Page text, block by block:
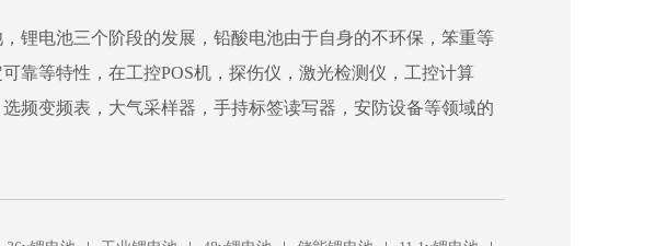
锂电池三个阶段的发展，铅酸电池由于自身的不环保，笨重等
靠等特性，在工控POS机，探伤仪，激光检测仪，工控计算
频变频表，大气采样器，手持标签读写器，安防设备等领域的